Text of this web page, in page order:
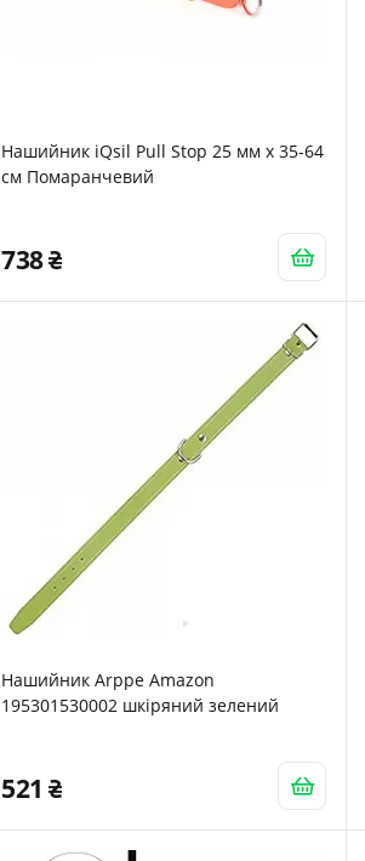
Нашийник iQsil Pull Stop 25 мм x 35-64
см Помаранчевий
738
Нашийник Arppe Amazon
195301530002 шкіряний зелений
521